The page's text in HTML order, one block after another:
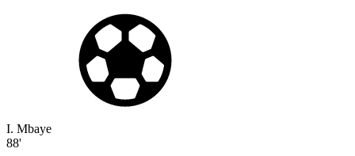
I. Mbaye
88'